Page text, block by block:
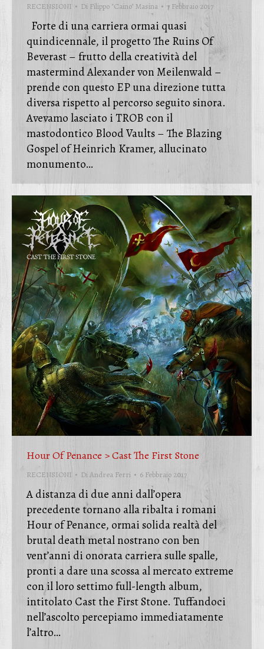
RECENSIONI Di Filippo "Caino" Masina 7 Febbraio 2017
Forte di una carriera ormai quasi
quindicennale, il progetto The Ruins Of
Beverast – frutto della creatività del
mastermind Alexander von Meilenwald –
prende con questo EP una direzione tutta
diversa rispetto al percorso seguito sinora.
Avevamo lasciato i TROB con il
mastodontico Blood Vaults – The Blazing
Gospel of Heinrich Kramer, allucinato
monumento…
Hour Of Penance > Cast The First Stone
RECENSIONI DiAndrea Ferri 6 Febbraio 2017
A distanza di due anni dall’opera
precedente tornano alla ribalta i romani
Hour of Penance, ormai solida realtà del
brutal death metal nostrano con ben
vent’anni di onorata carriera sulle spalle,
pronti a dare una scossa al mercato extreme
con il loro settimo full-length album,
intitolato Cast the First Stone. Tuffandoci
nell’ascolto percepiamo immediatamente
l’altro…